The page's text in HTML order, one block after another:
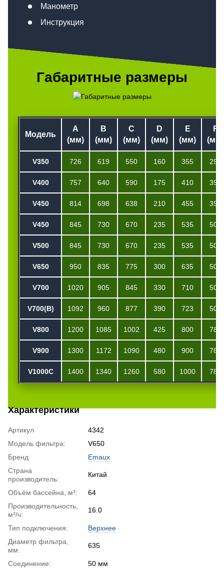
Манометр
Инструкция
Габаритные размеры
Модель
A
(мм)
B
(мм)
C
(мм)
D
(мм)
E
(мм)
F
(мм)
V350 726 619 550 160 355 298
V400 757 640 590 175 410 390
V450 814 698 638 210 455 390
V450 845 730 670 235 535 500
V500 845 730 670 235 535 500
V650 950 835 775 300 635 500
V700 1020 905 845 330 710 500
V700(B) 1092 960 877 390 723 500
V800 1200 1085 1002 425 800 780
V900 1300 1172 1090 480 900 780
V1000С 1400 1340 1260 580 1000 780
Характеристики
Артикул
4342
Модель фильтра:
V650
Бренд
Emaux
Страна
производитель:
Китай
Объём бассейна, м³:
64
Производительность,
м³/ч:
16.0
Тип подключения:
Верхнее
Диаметр фильтра,
мм:
635
Соединение:
50 мм